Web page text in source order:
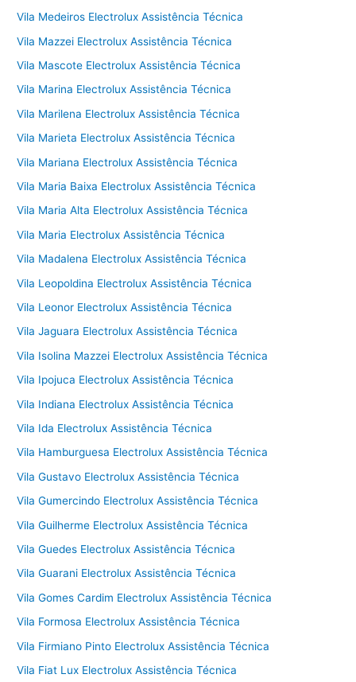
Vila Medeiros Electrolux Assistência Técnica
Vila Mazzei Electrolux Assistência Técnica
Vila Mascote Electrolux Assistência Técnica
Vila Marina Electrolux Assistência Técnica
Vila Marilena Electrolux Assistência Técnica
Vila Marieta Electrolux Assistência Técnica
Vila Mariana Electrolux Assistência Técnica
Vila Maria Baixa Electrolux Assistência Técnica
Vila Maria Alta Electrolux Assistência Técnica
Vila Maria Electrolux Assistência Técnica
Vila Madalena Electrolux Assistência Técnica
Vila Leopoldina Electrolux Assistência Técnica
Vila Leonor Electrolux Assistência Técnica
Vila Jaguara Electrolux Assistência Técnica
Vila Isolina Mazzei Electrolux Assistência Técnica
Vila Ipojuca Electrolux Assistência Técnica
Vila Indiana Electrolux Assistência Técnica
Vila Ida Electrolux Assistência Técnica
Vila Hamburguesa Electrolux Assistência Técnica
Vila Gustavo Electrolux Assistência Técnica
Vila Gumercindo Electrolux Assistência Técnica
Vila Guilherme Electrolux Assistência Técnica
Vila Guedes Electrolux Assistência Técnica
Vila Guarani Electrolux Assistência Técnica
Vila Gomes Cardim Electrolux Assistência Técnica
Vila Formosa Electrolux Assistência Técnica
Vila Firmiano Pinto Electrolux Assistência Técnica
Vila Fiat Lux Electrolux Assistência Técnica